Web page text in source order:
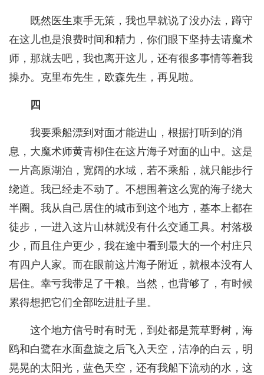
既然医生束手无策，我也早就说了没办法，蹲守
在这儿也是浪费时间和精力，你们眼下坚持去请魔术
师，那就去吧，我也离开这儿，还有很多事情等着我
操办。克里布先生，欧森先生，再见啦。
四
我要乘船漂到对面才能进山，根据打听到的消
息，大魔术师黄青柳住在这片海子对面的山中。这是
一片高原湖泊，宽阔的水域，若不乘船，就只能步行
绕道。我已经走不动了。不想围着这么宽的海子绕大
半圈。我从自己居住的城市到这个地方，基本上都在
徒步，一进入这片山林就没有什么交通工具。村落极
少，而且住户更少，我在途中看到最大的一个村庄只
有四户人家。而在眼前这片海子附近，就根本没有人
居住。幸亏我带足了干粮。当然，也背够了，有时候
累得想把它们全部吃进肚子里。
这个地方信号时有时无，到处都是荒草野树，海
鸥和白鹭在水面盘旋之后飞入天空，洁净的白云，明
晃晃的太阳光，蓝色天空，还有我船下流动的水，这